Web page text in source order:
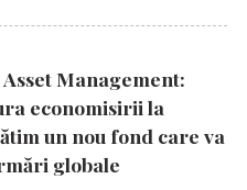
Management:
economisirii la
un nou fond care va
globale